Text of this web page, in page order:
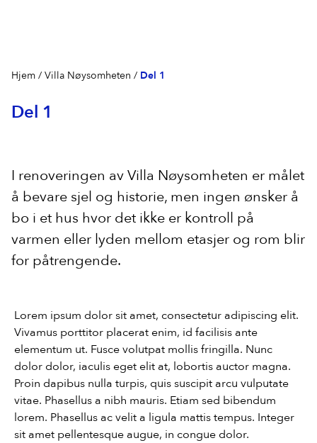
Byggfag Stranda
Byggfag Søvik
Byggfag N L Austnes
HS Rise Bygg AS
Byggfag Averøy
Troms og Finnmark
3
Byggfag Betongservice
Byggfag Bardu
Byggfag Lavangen
Trøndelag
1
Byggfag Hommelvik
Vestfold og Telemark
Byggfag Skreosen
Vestland
Byggmester Aase og Hegrenes AS
Byggmeister Tore Hovland AS
HS Bygg AS
Byggfag M. Leiknes
Byggfag Meland
Byggfag Tak og Ventilasjon
Hjem / Villa Nøysomheten / Del 1
Del 1
I renoveringen av Villa Nøysomheten er målet
å bevare sjel og historie, men ingen ønsker å
bo i et hus hvor det ikke er kontroll på
varmen eller lyden mellom etasjer og rom blir
for påtrengende.
Lorem ipsum dolor sit amet, consectetur adipiscing elit.
Vivamus porttitor placerat enim, id facilisis ante
elementum ut. Fusce volutpat mollis fringilla. Nunc
dolor dolor, iaculis eget elit at, lobortis auctor magna.
Proin dapibus nulla turpis, quis suscipit arcu vulputate
vitae. Phasellus a nibh mauris. Etiam sed bibendum
lorem. Phasellus ac velit a ligula mattis tempus. Integer
sit amet pellentesque augue, in congue dolor.